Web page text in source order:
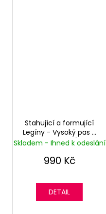
Stahující a formující
Legíny - Vysoký pas -
Superskinny - Černé
Skladem - Ihned k odeslání
990 Kč
DETAIL